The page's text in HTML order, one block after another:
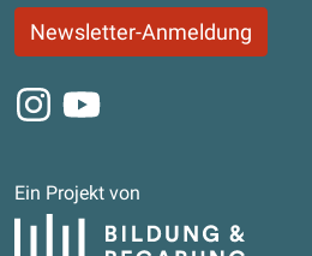
Newsletter-Anmeldung
Instagram
Youtube
Ein Projekt von
Bildung und Begabung